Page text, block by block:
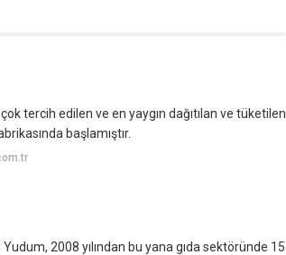
tercih edilen ve en yaygın dağıtılan ve tüketilen
başlamıştır.
2008 yılından bu yana gıda sektöründe 15